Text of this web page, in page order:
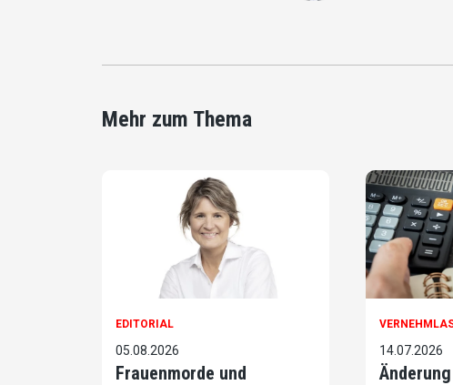
Mehr zum Thema
EDITORIAL
05.08.2026
Frauenmorde und
14.07.2026